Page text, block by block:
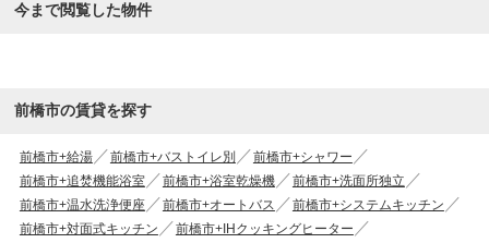
今まで閲覧した物件
前橋市の賃貸を探す
前橋市+給湯 前橋市+バストイレ別
前橋市+シャワー
前橋市+追焚機能浴室
前橋市+浴室乾燥機
前橋市+洗面所独立
前橋市+温水洗浄便座
前橋市+オートバス
前橋市+システムキッチン
前橋市+対面式キッチン
前橋市+IHクッキングヒーター